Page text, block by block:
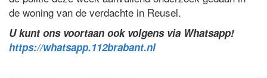
de woning van de verdachte in Reusel.
U kunt ons voortaan ook volgens via Whatsapp!
https://whatsapp.112brabant.nl